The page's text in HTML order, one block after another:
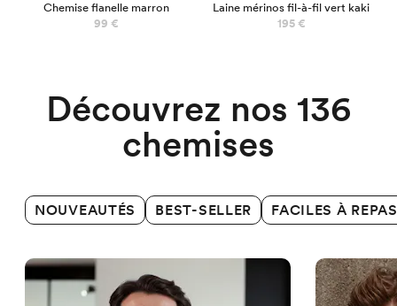
Chemise flanelle marron
99 €
Laine mérinos fil-à-fil vert kaki
195 €
Découvrez nos 136
chemises
NOUVEAUTÉS BEST-SELLER FACILES À
Chemises Business